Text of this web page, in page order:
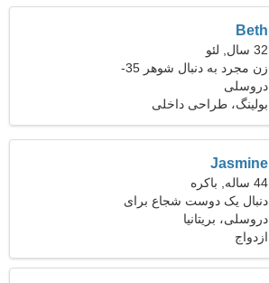
Beth
32 سال, لئو
زن مجرد به دنبال شوهر 35-
42
دروسلی
بولینگ، طراحی داخلی
Jasmine
44 ساله, باکره
دنبال یک دوست شجاع برای
اسکی هستم
دروسلی، بریتانیا
ازدواج